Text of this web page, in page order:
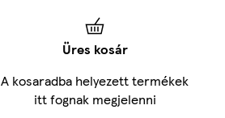
Üres kosár
A kosaradba helyezett termékek
itt fognak megjelenni